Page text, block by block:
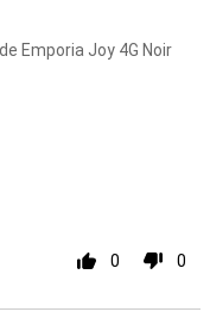
Emporia Joy 4G Noir
0 0